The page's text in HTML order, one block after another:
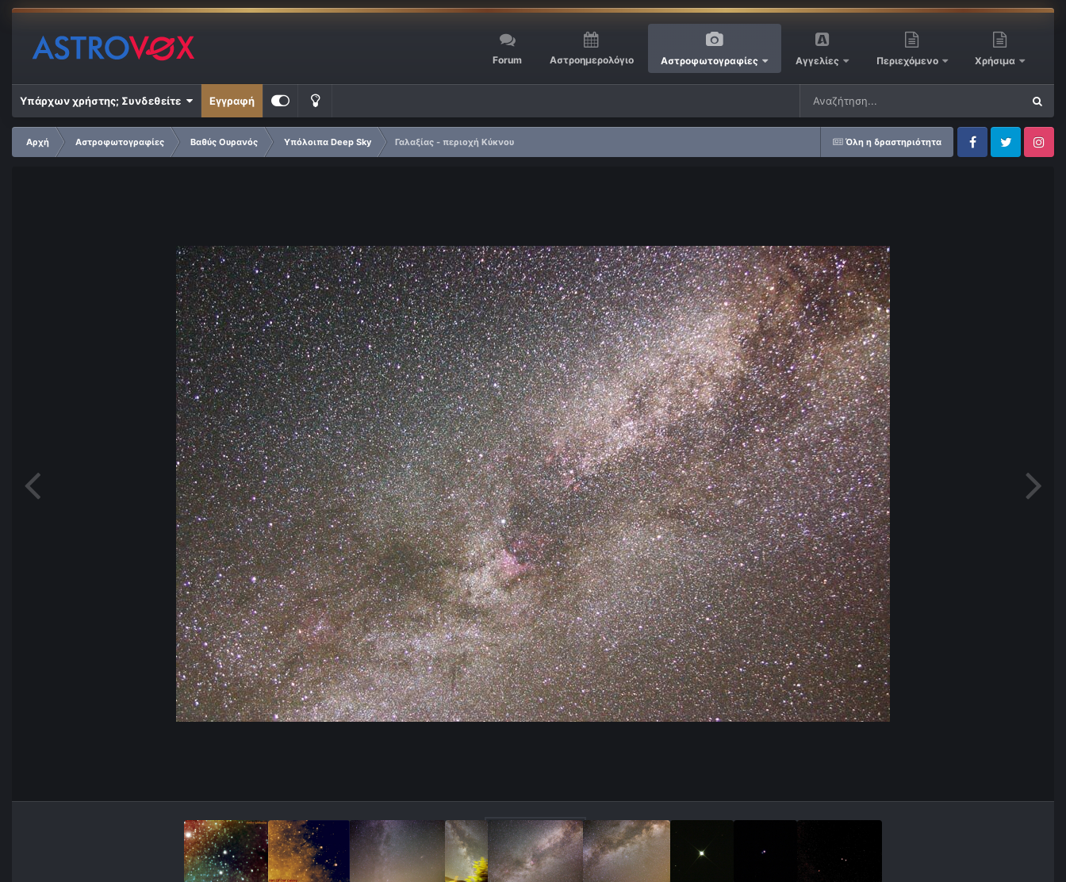
Forum Αστροημερολόγιο Αστροφωτογραφίες Αγγελίες Περιεχόμενο Χρήσιμα
Υπάρχων χρήστης; Συνδεθείτε Εγγραφή
Όλη η δραστηριότητα
Αρχή Αστροφωτογραφίες Βαθύς Ουρανός Υπόλοιπα Deep Sky
Γαλαξίας - περιοχή Κύκνου
FacebookTwitter Instagram